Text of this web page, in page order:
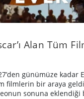
Alan Tüm
günümüze kadar
filmlerin bir araya
sonuna eklendiği